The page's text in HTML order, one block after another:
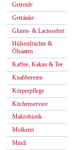
Getreide
Getränke
Gluten- & Lactosefrei
Hülsenfrüchte &
Ölsaaten
Kaffee, Kakao & Tee
Knabbereien
Körperpflege
Küchenservice
Makrobiotik
Molkerei
Müsli